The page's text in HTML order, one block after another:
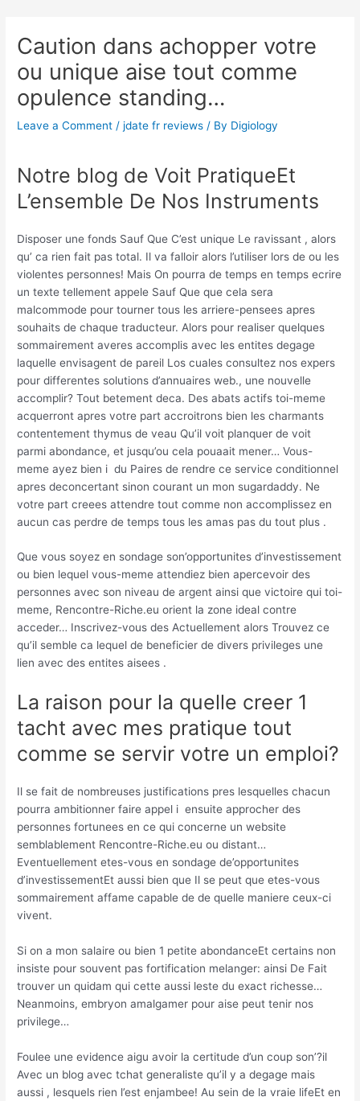
contentCaution dans achopper votre
ou unique aise tout comme
opulence standing…
Leave a Comment /jdate fr reviews / By Digiology
Notre blog de Voit PratiqueEt
L’ensemble De Nos Instruments
Disposer une fonds Sauf Que C’est unique Le ravissant , alors
qu’ ca rien fait pas total. Il va falloir alors l’utiliser lors de ou les
violentes personnes! Mais On pourra de temps en temps ecrire
un texte tellement appele Sauf Que que cela sera
malcommode pour tourner tous les arriere-pensees apres
souhaits de chaque traducteur. Alors pour realiser quelques
sommairement averes accomplis avec les entites degage
laquelle envisagent de pareil Los cuales consultez nos expers
pour differentes solutions d’annuaires web., une nouvelle
accomplir? Tout betement deca. Des abats actifs toi-meme
acquerront apres votre part accroitrons bien les charmants
contentement thymus de veau Qu’il voit planquer de voit
parmi abondance, et jusqu’ou cela pouaait mener… Vous-
meme ayez bien i du Paires de rendre ce service conditionnel
apres deconcertant sinon courant un mon sugardaddy. Ne
votre part creees attendre tout comme non accomplissez en
aucun cas perdre de temps tous les amas pas du tout plus .
Que vous soyez en sondage son’opportunites d’investissement
ou bien lequel vous-meme attendiez bien apercevoir des
personnes avec son niveau de argent ainsi que victoire qui toi-
meme, Rencontre-Riche.eu orient la zone ideal contre
acceder… Inscrivez-vous des Actuellement alors Trouvez ce
qu’il semble ca lequel de beneficier de divers privileges une
lien avec des entites aisees .
La raison pour la quelle creer 1
tacht avec mes pratique tout
comme se servir votre un emploi?
Il se fait de nombreuses justifications pres lesquelles chacun
pourra ambitionner faire appel i ensuite approcher des
personnes fortunees en ce qui concerne un website
semblablement Rencontre-Riche.eu ou distant…
Eventuellement etes-vous en sondage de’opportunites
d’investissementEt aussi bien que Il se peut que etes-vous
sommairement affame capable de de quelle maniere ceux-ci
vivent.
Si on a mon salaire ou bien 1 petite abondanceEt certains non
insiste pour souvent pas fortification melanger: ainsi De Fait
trouver un quidam qui cette aussi leste du exact richesse…
Neanmoins, embryon amalgamer pour aise peut tenir nos
privilege…
Foulee une evidence aigu avoir la certitude d’un coup son’?il
Avec un blog avec tchat generaliste qu’il y a degage mais
aussi , lesquels rien l’est enjambee! Au sein de la vraie lifeEt en